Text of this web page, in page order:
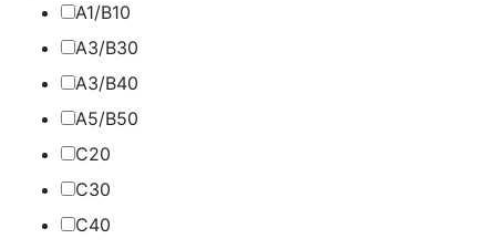
A1/B10
A3/B30
A3/B40
A5/B50
C20
C30
C40